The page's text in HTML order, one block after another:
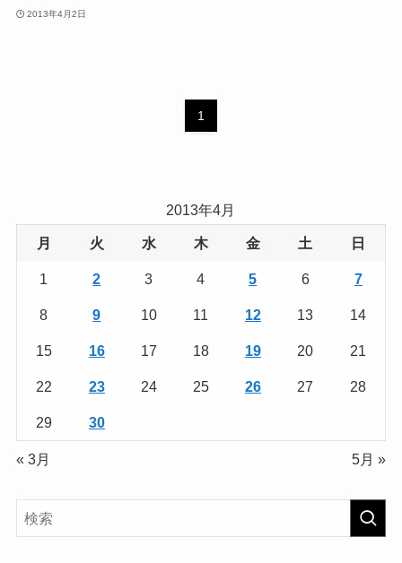
2013年4月2日
1
2013年4月
月 火 水 木 金 土 日
1 2 3 4 5 6 7
8 9 10 11 12 13 14
15 16 17 18 19 20 21
22 23 24 25 26 27 28
29 30
« 3月 5月 »